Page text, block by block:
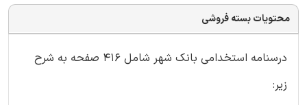
محتویات بسته فروشی
درسنامه استخدامی بانک شهر شامل 416 صفحه به شرح
زیر: